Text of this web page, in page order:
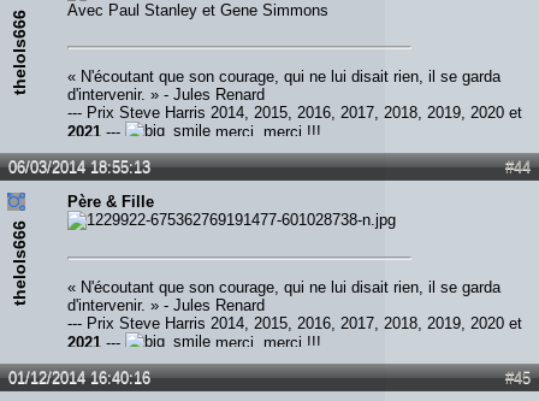
thelols666 Avec Paul Stanley et Gene Simmons
« N'écoutant que son courage, qui ne lui disait rien, il se garda
d'intervenir. » - Jules Renard
--- Prix Steve Harris 2014, 2015, 2016, 2017, 2018, 2019, 2020 et
2021 ---
merci, merci !!!
#44
06/03/2014 18:55:13
thelols666
Père & Fille
« N'écoutant que son courage, qui ne lui disait rien, il se garda
d'intervenir. » - Jules Renard
--- Prix Steve Harris 2014, 2015, 2016, 2017, 2018, 2019, 2020 et
2021 ---
merci, merci !!!
#45
01/12/2014 16:40:16